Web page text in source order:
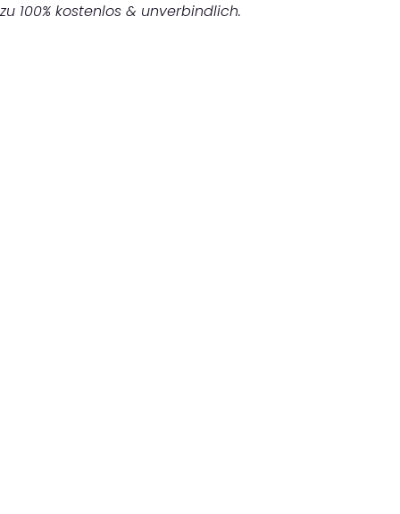
100% kostenlos & unverbindlich.